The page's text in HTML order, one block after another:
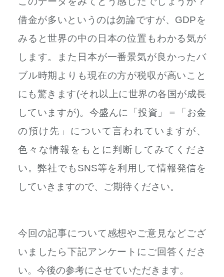
借金が多いというのは勿論ですが、GDPを
みると世界の中の日本の位置もわかる気が
します。また日本が一番景気が良かったバ
ブル時期よりも現在の方が税収が高いこと
にも驚きます(それ以上に世界の各国が成長
していますが)。今盛んに「投資」＝「お金
の預け先」について言われていますが、
色々な情報をもとに判断してみてくださ
い。弊社でもSNS等を利用して情報発信を
していきますので、ご期待ください。
今回の記事について感想やご意見などござ
いましたら下記アンケートにご回答くださ
い。今後の参考にさせていただきます。